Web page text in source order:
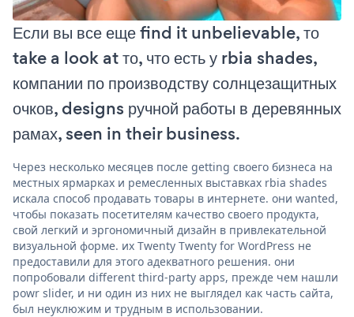
Если вы все еще find it unbelievable, то
take a look at то, что есть у rbia shades,
компании по производству солнцезащитных
очков, designs ручной работы в деревянных
рамах, seen in their business.
Через несколько месяцев после getting своего бизнеса на
местных ярмарках и ремесленных выставках rbia shades
искала способ продавать товары в интернете. они wanted,
чтобы показать посетителям качество своего продукта,
свой легкий и эргономичный дизайн в привлекательной
визуальной форме. их Twenty Twenty for WordPress не
предоставили для этого адекватного решения. они
попробовали different third-party apps, прежде чем нашли
powr slider, и ни один из них не выглядел как часть сайта,
был неуклюжим и трудным в использовании.